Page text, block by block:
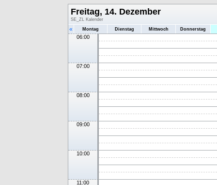
Freitag, 14. Dezember
SE_ZL Kalender
« Montag Dienstag Mittwoch Donnerstag
06:00
07:00
08:00
09:00
10:00
11:00